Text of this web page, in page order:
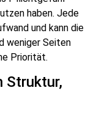
haben. Jede
und kann die
weniger Seiten
Priorität.
Struktur,